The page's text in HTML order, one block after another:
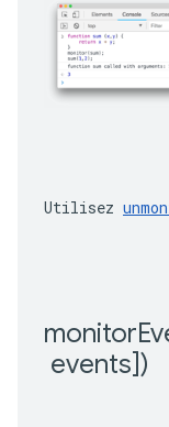
Utilisez
events])